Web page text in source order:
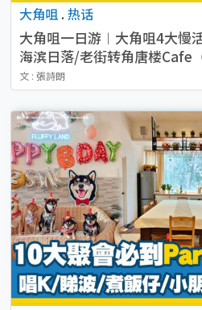
大角咀 . 热话
大角咀一日游︱大角咀4大慢
海滨日落/老街转角唐楼Cafe
文 : 張詩朗